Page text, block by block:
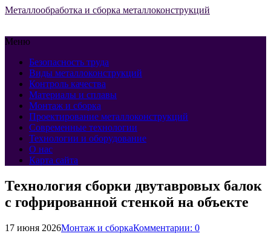
Металлообработка и сборка металлоконструкций
Меню
Безопасность труда
Виды металлоконструкций
Контроль качества
Материалы и сплавы
Монтаж и сборка
Проектирование металлоконструкций
Современные технологии
Технологии и оборудование
О нас
Карта сайта
Технология сборки двутавровых балок
с гофрированной стенкой на объекте
17 июня 2026Монтаж и сборкаКомментарии: 0